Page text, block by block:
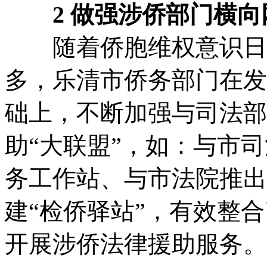
2 做强涉侨部门横
随着侨胞维权意识日
多，乐清市侨务部门在
础上，不断加强与司法
助“大联盟”，如：与市
务工作站、与市法院推
建“检侨驿站”，有效整
开展涉侨法律援助服务。